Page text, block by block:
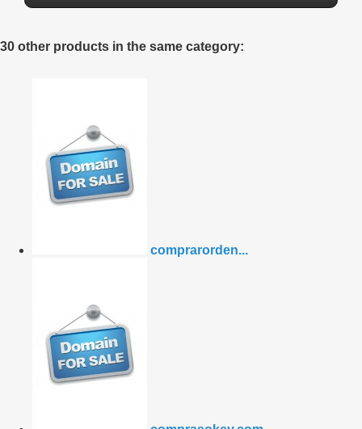
30 other products in the same category:
comprarorden...